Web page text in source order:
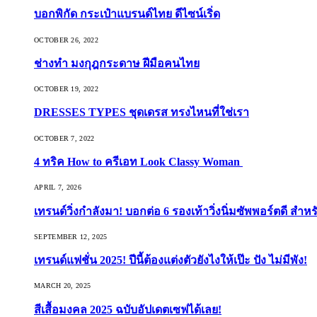
บอกพิกัด กระเป๋าแบรนด์ไทย ดีไซน์เริ่ด
OCTOBER 26, 2022
ช่างทำ มงกุฎกระดาษ ฝีมือคนไทย
OCTOBER 19, 2022
DRESSES TYPES ชุดเดรส ทรงไหนที่ใช่เรา
OCTOBER 7, 2022
4 ทริค How to ครีเอท Look Classy Woman
APRIL 7, 2026
เทรนด์วิ่งกำลังมา! บอกต่อ 6 รองเท้าวิ่งนิ่มซัพพอร์ตดี สำห
SEPTEMBER 12, 2025
เทรนด์แฟชั่น 2025! ปีนี้ต้องแต่งตัวยังไงให้เป๊ะ ปัง ไม่มีพัง!
MARCH 20, 2025
สีเสื้อมงคล 2025 ฉบับอัปเดตเซฟได้เลย!